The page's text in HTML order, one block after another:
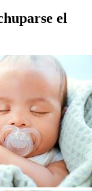
el